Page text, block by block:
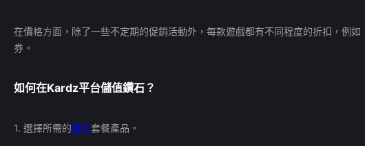
在價格方面，除了一些不定期的促銷活動外，每款遊戲都有不同程度的折扣，例如
券。
如何在Kardz平台儲值鑽石 ？
1. 選擇所需的鑽石套餐產品。